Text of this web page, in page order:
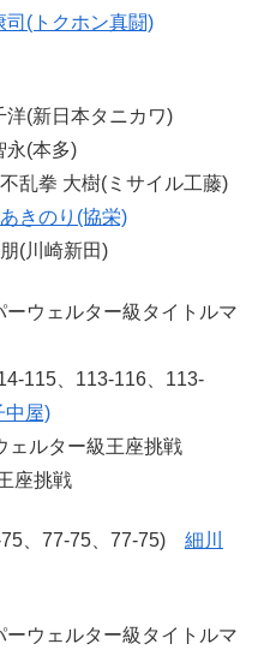
司(トクホン真闘)
(新日本タニカワ)
(本多)
拳 大樹(ミサイル工藤)
きのり(協栄)
(川崎新田)
ウェルター級タイトルマ
115、113-116、113-
中屋)
ルター級王座挑戦
座挑戦
、77-75、77-75) 細川
ウェルター級タイトルマ